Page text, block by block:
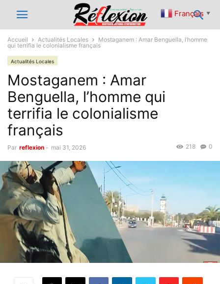
Accueil Actualités Locales
Mostaganem : Amar Benguella, l’homme
qui terrifia le colonialisme français
Actualités Locales
Mostaganem : Amar
Benguella, l’homme qui
terrifia le colonialisme
français
Par reflexion - mai 31, 2026 0
218
Français ▼